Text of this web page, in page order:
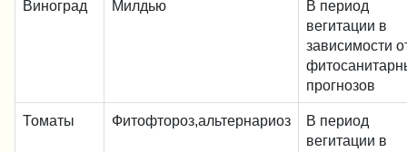
Виноград Милдью
В период
вегитации в
зависимости
прогнозов
Томаты Фитофтороз,альтернариоз
В период
вегитации в